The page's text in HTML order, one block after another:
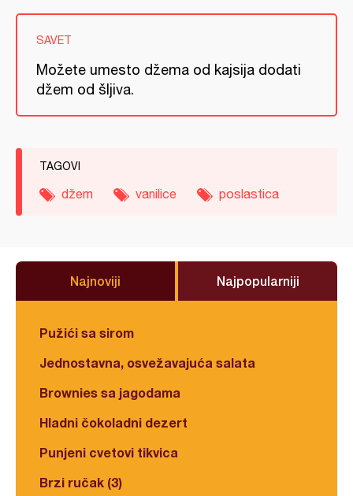
SAVET
Možete umesto džema od kajsija dodati
džem od šljiva.
TAGOVI
džem vanilice poslastica
Najnoviji Najpopularniji
Pužići sa sirom
Jednostavna, osvežavajuća salata
Brownies sa jagodama
Hladni čokoladni dezert
Punjeni cvetovi tikvica
Brzi ručak (3)